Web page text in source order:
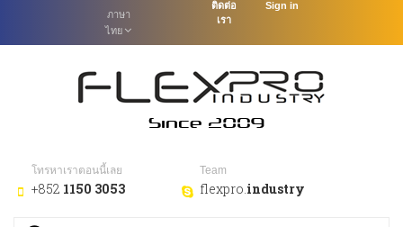
Sign in
ภาษา
ไทย
ติดต่อ
เรา
โทรหาเราตอนนี้เลย
+852 1150 3053
Team
flexpro.industry